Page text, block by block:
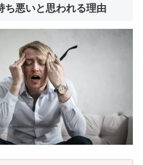
ち悪いと思われる理由